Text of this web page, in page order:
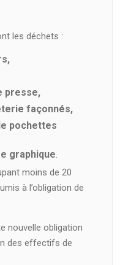
les déchets :
presse,
façonnés,
pochettes
graphique
moins de 20
à l’obligation de
nouvelle obligation
des effectifs de